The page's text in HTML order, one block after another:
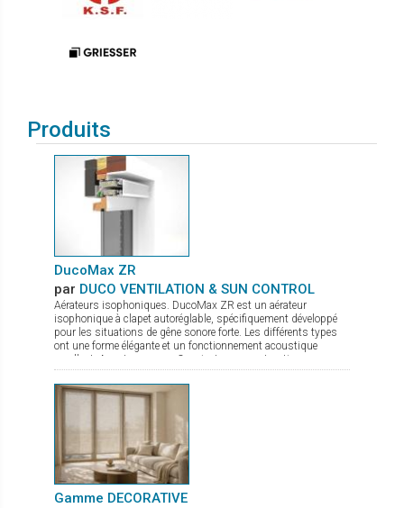
Produits
DucoMax ZR
par DUCO VENTILATION & SUN CONTROL
Aérateurs isophoniques. DucoMax ZR est un aérateur
isophonique à clapet autoréglable, spécifiquement développé
pour les situations de gêne sonore forte. Les différents types
ont une forme élégante et un fonctionnement acoustique
excellent. Avantages: Convient aux constructions en
hauteur Quatre profondeurs d’encastrement Convient
aux situations de nuisances sonores élevées Pas de
sifflements en cas de sur ou sous-pressions grâce au clapet
en aluminium à fermeture active Étanchéité au vent et à l’eau
excellente
Gamme DECORATIVE